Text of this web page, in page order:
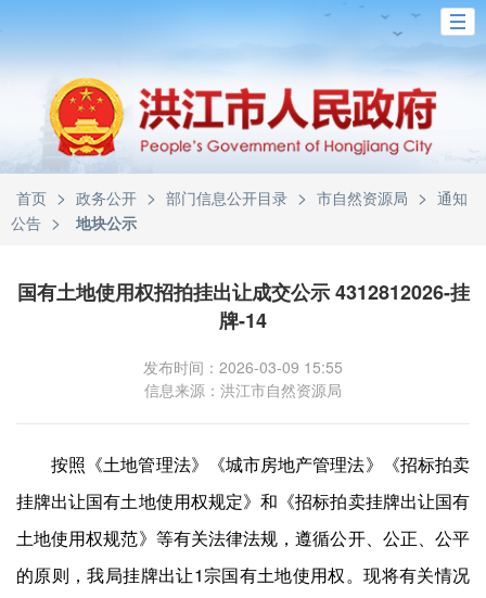
首页 > 政务公开 > 部门信息公开目录 > 市自然资源局 > 通知
公告 > 地块公示
国有土地使用权招拍挂出让成交公示 4312812026-挂
牌-14
发布时间：2026-03-09 15:55
信息来源：洪江市自然资源局
按照《土地管理法》《城市房地产管理法》《招标拍卖
挂牌出让国有土地使用权规定》和《招标拍卖挂牌出让国有
土地使用权规范》等有关法律法规，遵循公开、公正、公平
的原则，我局挂牌出让1宗国有土地使用权。现将有关情况